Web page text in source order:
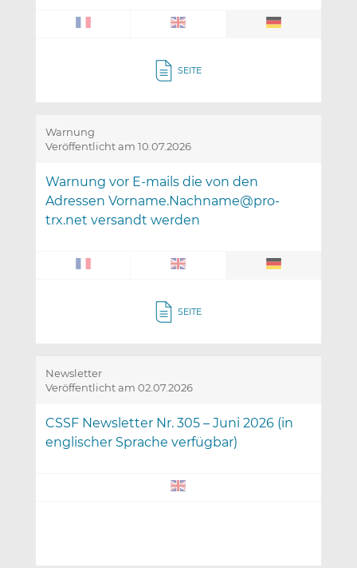
SEITE
Warnung
Veröffentlicht am 10.07.2026
Warnung vor E-mails die von den
Adressen Vorname.Nachname@pro-
trx.net versandt werden
SEITE
Newsletter
Veröffentlicht am 02.07.2026
CSSF Newsletter Nr. 305 – Juni 2026 (in
englischer Sprache verfügbar)